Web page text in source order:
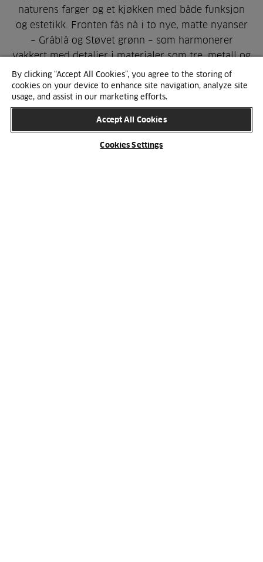
naturens farger og et kjøkken med både funksjon
og estetikk. Fronten fås nå i to nye, matte nyanser
– Gråblå og Støvet grønn – som harmonerer
vakkert med detaljer i materialer som tre, metall og
stein.
Med de nye fargene får du enda flere muligheter til
å skape et kjøkken med personlighet og ro.
LES MER OM BASE-KJØKKENET HER
By clicking “Accept All Cookies”, you agree to the storing of
cookies on your device to enhance site navigation, analyze site
usage, and assist in our marketing efforts.
Accept All Cookies
Cookies Settings